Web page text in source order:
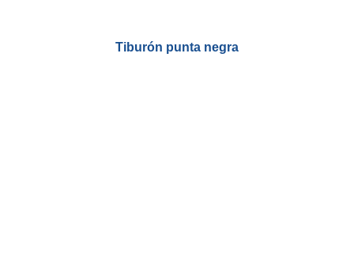
Tiburón punta negra